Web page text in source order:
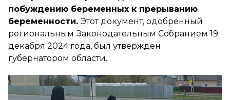
побуждению беременных к прерыванию
беременности. Этот документ, одобренный
региональным Законодательным Собранием 19
декабря 2024 года, был утвержден
губернатором области.